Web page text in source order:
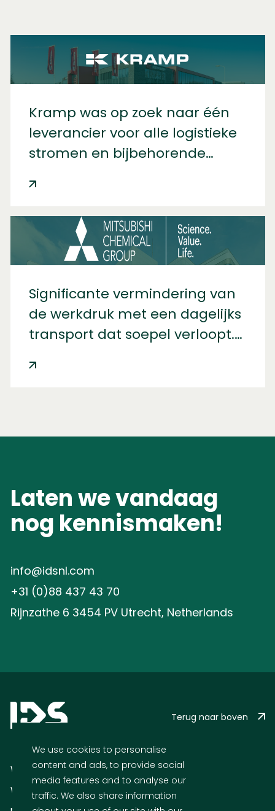
We use cookies to personalise
content and ads, to provide social
media features and to analyse our
traffic. We also share information
Kramp was op zoek naar één
leverancier voor alle logistieke
stromen en bijbehorende
het geval.
Significante vermindering van
de werkdruk met een dagelijks
transport dat soepel verloopt.
benutten van het grote
Laten we vandaag
nog kennismaken!
info@idsnl.com
+31 (0)88 437 43 70
Rijnzathe 6 3454 PV Utrecht, Netherlands
Wat we doen
Wie we zijn
Terug naar boven